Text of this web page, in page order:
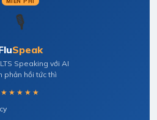
🎙️
Speak
Speaking với AI
phản hồi tức thì
★★★★★